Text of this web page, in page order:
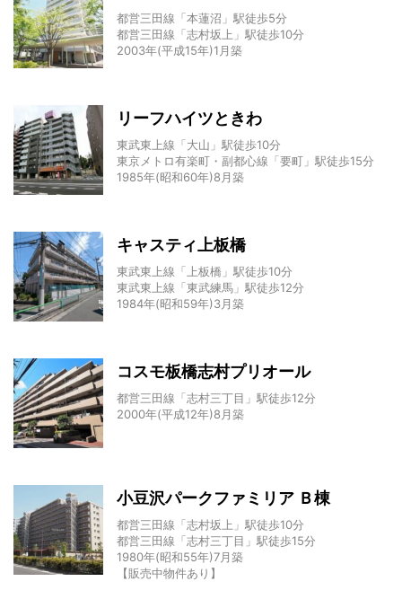
都営三田線「本蓮沼」駅徒歩5分
都営三田線「志村坂上」駅徒歩10分
2003年(平成15年)1月築
リーフハイツときわ
東武東上線「大山」駅徒歩10分
東京メトロ有楽町・副都心線「要町」駅徒歩15分
1985年(昭和60年)8月築
キャスティ上板橋
東武東上線「上板橋」駅徒歩10分
東武東上線「東武練馬」駅徒歩12分
1984年(昭和59年)3月築
コスモ板橋志村プリオール
都営三田線「志村三丁目」駅徒歩12分
2000年(平成12年)8月築
小豆沢パークファミリア Ｂ棟
都営三田線「志村坂上」駅徒歩10分
都営三田線「志村三丁目」駅徒歩15分
1980年(昭和55年)7月築
【販売中物件あり】